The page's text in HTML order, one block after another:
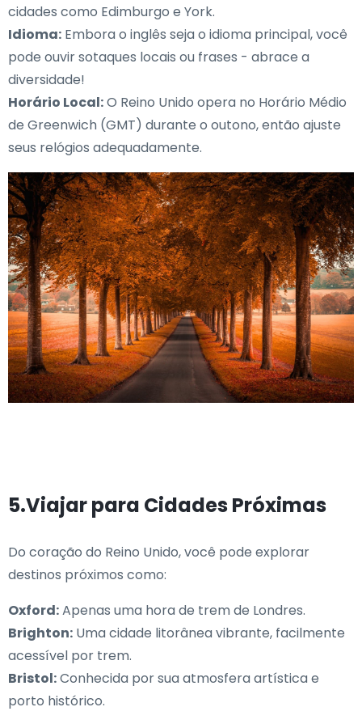
cidades como Edimburgo e York.
Idioma: Embora o inglês seja o idioma principal, você
pode ouvir sotaques locais ou frases - abrace a
diversidade!
Horário Local:O Reino Unido opera no Horário Médio
de Greenwich (GMT) durante o outono, então ajuste
seus relógios adequadamente.
5.Viajar para Cidades Próximas
Do coração do Reino Unido, você pode explorar
destinos próximos como:
Oxford:Apenas uma hora de trem de Londres.
Brighton: Uma cidade litorânea vibrante, facilmente
acessível por trem.
Bristol:Conhecida por sua atmosfera artística e
porto histórico.